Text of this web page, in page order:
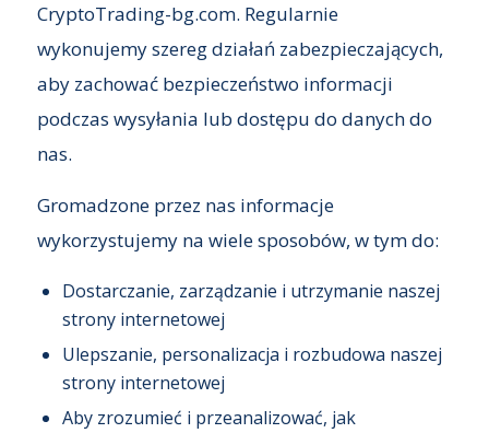
CryptoTrading-bg.com. Regularnie
wykonujemy szereg działań zabezpieczających,
aby zachować bezpieczeństwo informacji
podczas wysyłania lub dostępu do danych do
nas.
Gromadzone przez nas informacje
wykorzystujemy na wiele sposobów, w tym do:
Dostarczanie, zarządzanie i utrzymanie naszej
strony internetowej
Ulepszanie, personalizacja i rozbudowa naszej
strony internetowej
Aby zrozumieć i przeanalizować, jak